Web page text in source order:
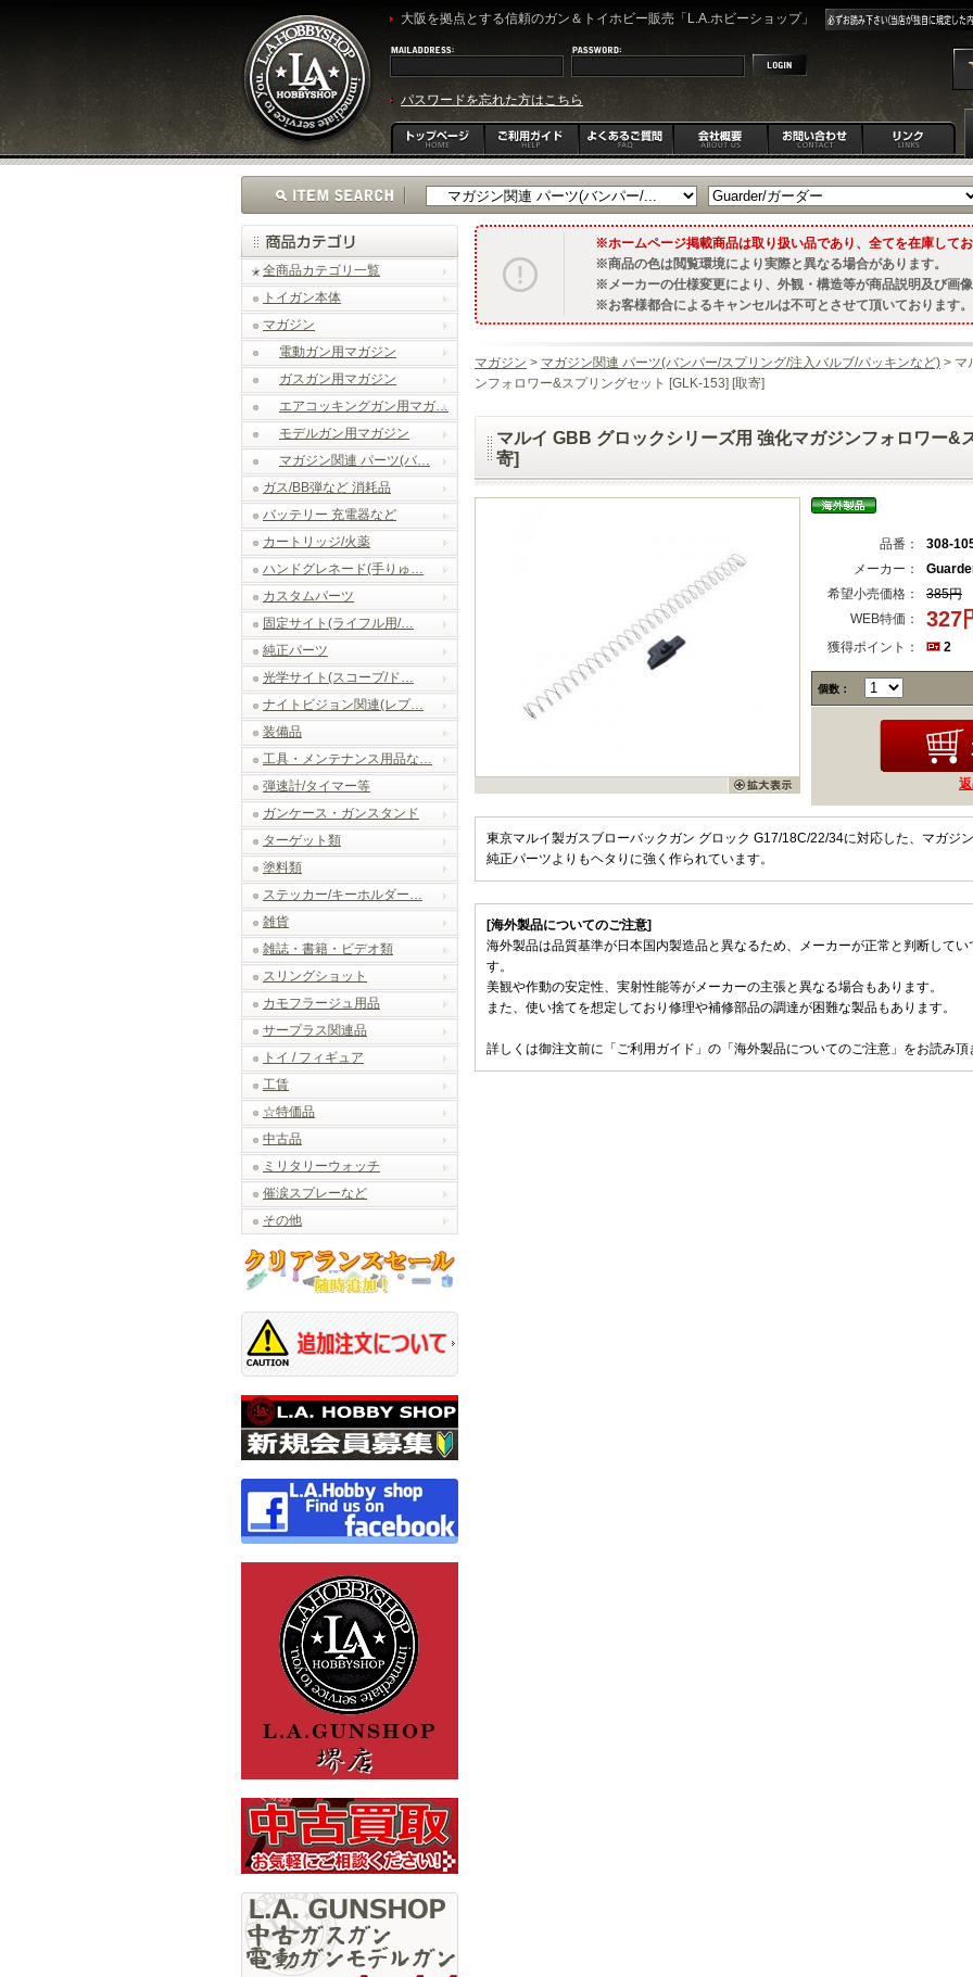
大阪を拠点とする信頼のガン＆トイホビー販売「L.A.ホビーショップ」
パスワードを忘れた方はこちら
全商品カテゴリ一覧
トイガン本体
マガジン
電動ガン用マガジン
ガスガン用マガジン
エアコッキングガン用マガ…
モデルガン用マガジン
マガジン関連 パーツ(バ…
ガス/BB弾など 消耗品
バッテリー 充電器など
カートリッジ/火薬
ハンドグレネード(手りゅ…
カスタムパーツ
固定サイト(ライフル用/…
純正パーツ
光学サイト(スコープ/ド…
ナイトビジョン関連(レプ…
装備品
工具・メンテナンス用品な…
弾速計/タイマー等
ガンケース・ガンスタンド
ターゲット類
塗料類
ステッカー/キーホルダー…
雑貨
雑誌・書籍・ビデオ類
スリングショット
カモフラージュ用品
サープラス関連品
トイ / フィギュア
工賃
☆特価品
中古品
ミリタリーウォッチ
催涙スプレーなど
その他
ホームページ掲載商品は取り扱い品であり、全てを在庫してお
商品の色は閲覧環境により実際と異なる場合があります。
メーカーの仕様変更により、外観・構造等が商品説明及び画
お客様都合によるキャンセルは不可とさせて頂いております。
マガジン > マガジン関連 パーツ(バンパー/スプリング/注入バルブ/パッキンなど) > マ
ンフォロワー&スプリングセット [GLK-153] [取寄]
マルイ GBB グロックシリーズ用 強化マガジンフォロワー&
寄]
品番：
308-
メーカー：
希望小売価格：
385円
WEB特価：
327
獲得ポイント：
2
個数：
東京マルイ製ガスブローバックガン グロック G17/18C/22/34に対応した、マガジ
純正パーツよりもヘタりに強く作られています。
[海外製品についてのご注意]
海外製品は品質基準が日本国内製造品と異なるため、メーカーが正常と判断して
す。
美観や作動の安定性、実射性能等がメーカーの主張と異なる場合もあります。
また、使い捨てを想定しており修理や補修部品の調達が困難な製品もあります。
詳しくは御注文前に「ご利用ガイド」の「海外製品についてのご注意」をお読み頂